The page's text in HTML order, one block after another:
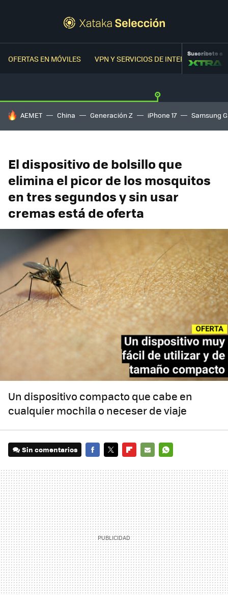
OFERTAS EN MÓVILES VPN Y SERVICIOS DE INTERNETSuscríbete a
HOY SE HABLA DE
AEMET China Generación Z iPhone 17 Samsung
El dispositivo de bolsillo que
elimina el picor de los mosquitos
en tres segundos y sin usar
cremas está de oferta
Un dispositivo compacto que cabe en
cualquier mochila o neceser de viaje
Sin comentarios
MAIL